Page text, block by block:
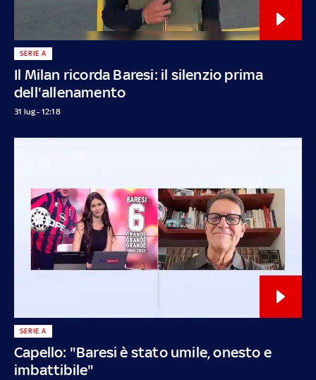
Il Milan ricorda Baresi: il silenzio prima
dell'allenamento
SERIE A
31 lug - 12:18
Capello: "Baresi è stato umile, onesto e
imbattibile"
SERIE A